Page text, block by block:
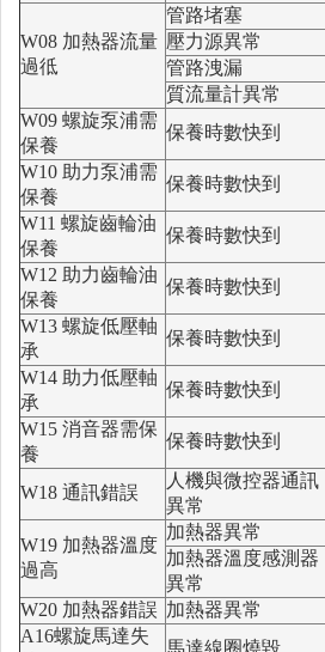
W08 加熱器流量
過彽
管路堵塞
壓力源異常
管路洩漏
質流量計異常
W09 螺旋泵浦需
保養
保養時數快到
W10 助力泵浦需
保養
保養時數快到
W11 螺旋齒輪油
保養
保養時數快到
W12 助力齒輪油
保養
保養時數快到
W13 螺旋低壓軸
承
保養時數快到
W14 助力低壓軸
承
保養時數快到
W15 消音器需保
養
保養時數快到
W18 通訊錯誤
人機與微控器通訊
異常
W19 加熱器溫度
過高
加熱器異常
加熱器溫度感測器
異常
W20 加熱器錯誤 加熱器異常
A16螺旋馬達失
馬達線圈燒毀